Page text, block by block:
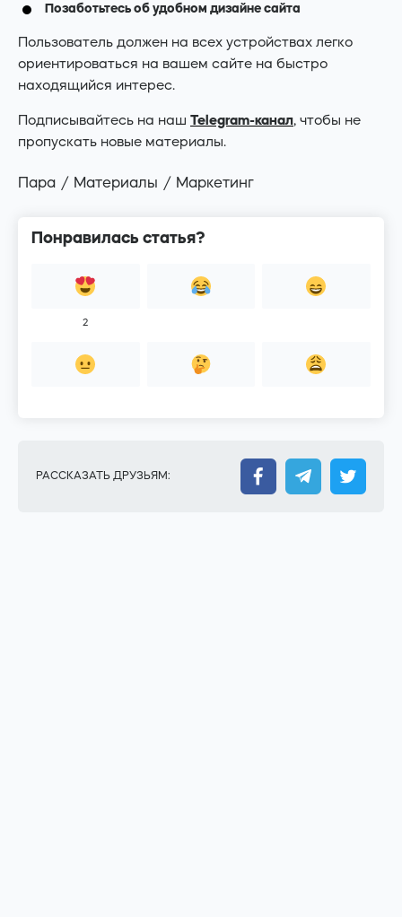
Позаботьтесь об удобном дизайне сайта
Пользователь должен на всех устройствах легко
ориентироваться на вашем сайте на быстро
находящийся интерес.
Подписывайтесь на наш Telegram-канал , чтобы не
пропускать новые материалы.
Пара Материалы Маркетинг
Понравилась статья?
2
РАССКАЗАТЬ ДРУЗЬЯМ: